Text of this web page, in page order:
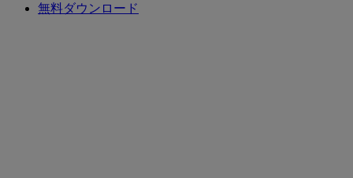
無料ダウンロード